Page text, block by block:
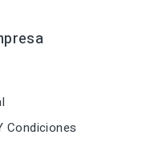
Condiciones